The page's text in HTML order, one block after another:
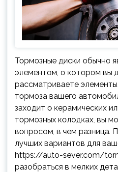
Тормозные диски обычно
элементом, о котором вы
рассматриваете
тормоза вашего
заходит о керамических
тормозных колодках, вы
вопросом, в чем разница.
лучших вариантов для
https://auto-sever.com/
разобраться в мелких